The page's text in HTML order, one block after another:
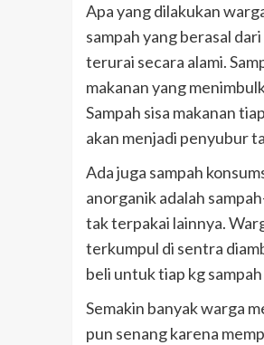
Apa yang dilakukan
sampah yang berasal
terurai secara alami.
makanan yang
Sampah sisa makanan
akan menjadi penyubur
Ada juga sampah
anorganik adalah
tak terpakai lainnya.
terkumpul di sentra
beli untuk tiap kg
Semakin banyak warga
pun senang karena